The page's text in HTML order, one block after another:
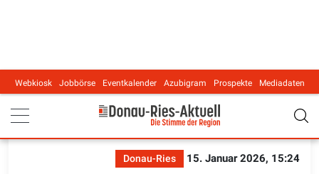
Main navigation
Webkiosk Jobbörse Eventkalender Azubigram Prospekte Mediadaten
Donau-Ries
15. Januar 2026, 15:24